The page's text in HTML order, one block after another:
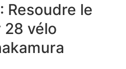
Resoudre le
vélo